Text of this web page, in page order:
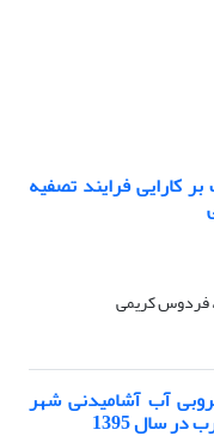
کارایی فرایند تصفیه
فردوس کریمی
آب آشامیدنی شهر
سال 1395